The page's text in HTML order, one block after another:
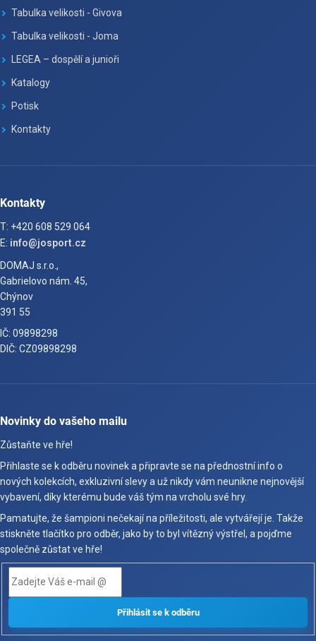
Tabulka velikosti - Givova
Tabulka velikosti - Joma
LEGEA – dospělí a junioři
Katalogy
Potisk
Kontakty
Kontakty
T: +420 608 529 064
E: info@josport.cz
DOMAJ s.r.o.,
Gabrielovo nám. 45,
Chýnov
391 55
IČ: 09898298
DIČ: CZ09898298
Novinky do vašeho mailu
Zůstaňte ve hře!
Přihlaste se k odběru novinek a připravte se na přednostní info o
nových kolekcích, exkluzivní slevy a už nikdy vám neunikne nejnovější
vybavení, díky kterému bude váš tým na vrcholu své hry.
Pamatujte, že šampioni nečekají na příležitosti, ale vytvářejí je. Takže
stiskněte tlačítko pro odběr, jako by to byl vítězný výstřel, a pojďme
společně zůstat ve hře!